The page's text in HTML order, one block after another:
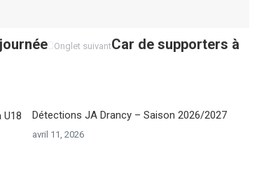
Onglet suivantOnglet
Car de supporters à
Détections JA Drancy – Saison 2026/2027
avril 11, 2026